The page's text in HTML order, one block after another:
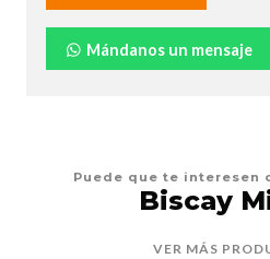
Mándanos un mensaje
Puede que te interesen
Biscay
VER MÁS